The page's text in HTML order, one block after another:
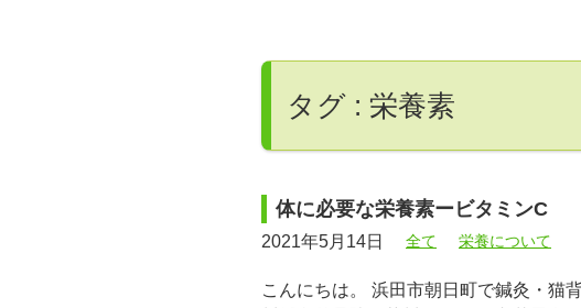
タグ : 栄養素
体に必要な栄養素ービタミンC
2021年5月14日 全て 栄養について
こんにちは。 浜田市朝日町で鍼灸・猫